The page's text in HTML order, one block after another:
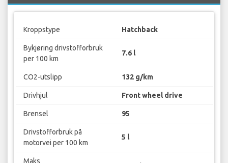
Kroppstype Hatchback
Bykjøring drivstofforbruk
per 100 km
7.6 l
CO2-utslipp 132 g/km
Drivhjul Front wheel drive
Brensel 95
Drivstofforbruk på
motorvei per 100 km
5 l
Maks